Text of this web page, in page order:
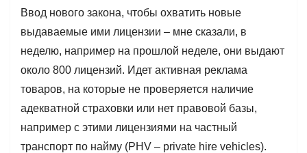
Ввод нового закона, чтобы охватить новые
выдаваемые ими лицензии – мне сказали, в
неделю, например на прошлой неделе, они выдают
около 800 лицензий. Идет активная реклама
товаров, на которые не проверяется наличие
адекватной страховки или нет правовой базы,
например с этими лицензиями на частный
транспорт по найму (PHV – private hire vehicles).